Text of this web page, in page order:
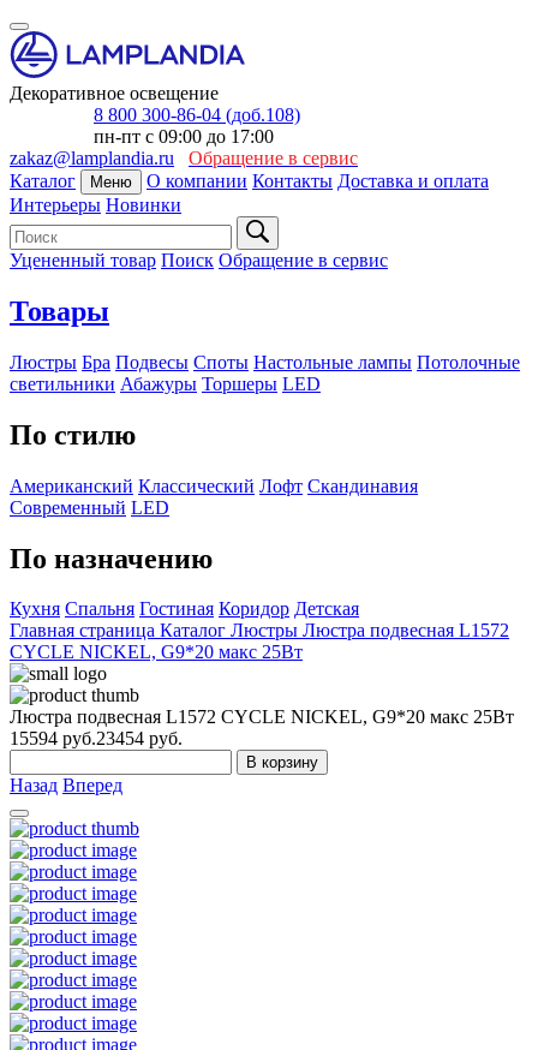
Декоративное освещение
8 800 300-86-04 (доб.108)
пн-пт с 09:00 до 17:00
zakaz@lamplandia.ru
Обращение в сервис
Каталог
Меню О компании Контакты Доставка и оплата
Интерьеры Новинки
Уцененный товар Поиск Обращение в сервис
Товары
Люстры Бра Подвесы Споты Настольные лампы Потолочные
светильники Абажуры Торшеры LED
По стилю
Американский Классический Лофт Скандинавия
Современный LED
По назначению
Кухня Спальня Гостиная Коридор Детская
Главная страница Каталог Люстры Люстра подвесная L1572
CYCLE NICKEL, G9*20 макс 25Вт
Люстра подвесная L1572 CYCLE NICKEL, G9*20 макс 25Вт
15594 руб.23454 руб.
В корзину
Назад Вперед